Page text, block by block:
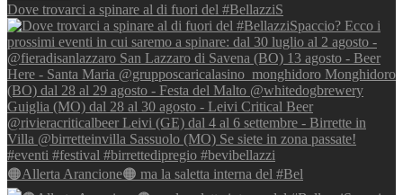
Dove trovarci a spinare al di fuori del #BellazziS
🟠Allerta Arancione🟠 ma la saletta interna del #Bel